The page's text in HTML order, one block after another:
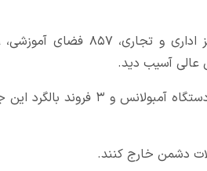
۵۶ مرکز هلال احمر، ۴۲ خودروی امدادی جمعیت هلال احمر، ۴۳